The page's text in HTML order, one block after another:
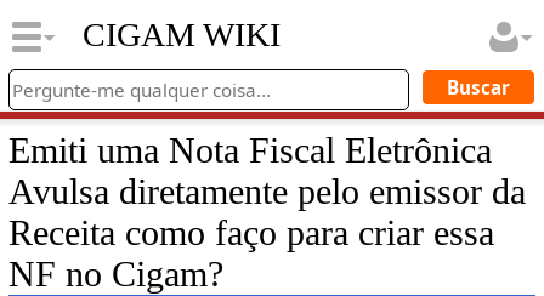
CIGAM WIKI
Emiti uma Nota Fiscal Eletrônica
Avulsa diretamente pelo emissor da
Receita como faço para criar essa
NF no Cigam?